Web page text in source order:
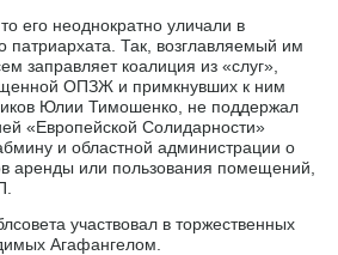
его неоднократно уличали в
патриархата. Так, возглавляемый им
заправляет коалиция из «слуг»,
ОПЗЖ и примкнувших к ним
Юлии Тимошенко, не поддержал
«Европейской Солидарности»
и областной администрации о
аренды или пользования помещений,
участвовал в торжественных
Агафангелом.